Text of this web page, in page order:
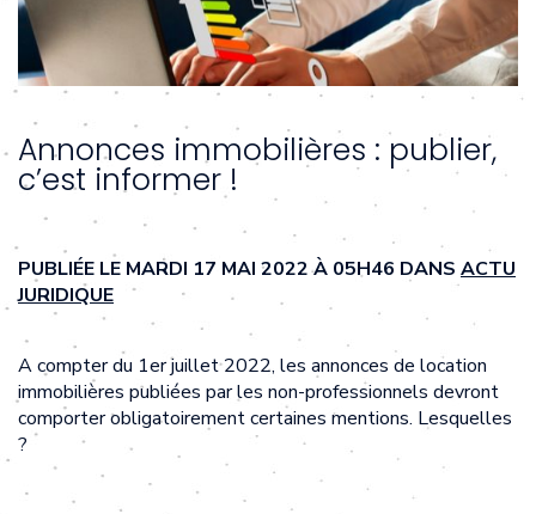
Annonces immobilières : publier,
c’est informer !
PUBLIÉE LE MARDI 17 MAI 2022 À 05H46 DANS ACTU
JURIDIQUE
A compter du 1er juillet 2022, les annonces de location
immobilières publiées par les non-professionnels devront
comporter obligatoirement certaines mentions. Lesquelles
?